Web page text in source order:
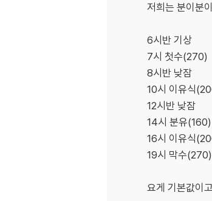
저희는 분이분
6시반 기상
7시 첫수(270)
8시반 낮잠
10시 이유식
12시반 낮잠
14시 분유(160)
16시 이유식
19시 막수(270)
요게 기본값이